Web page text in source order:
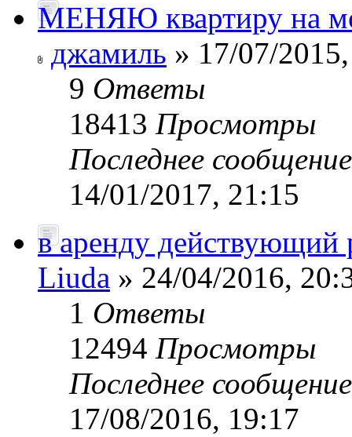
МЕНЯЮ квартиру на
джамиль » 17/07/
9 Ответы
18413 Просмотры
Последнее
14/01/2017, 21:15
в аренду действующий
Liuda » 24/04/2016,
1 Ответы
12494 Просмотры
Последнее
17/08/2016, 19:17